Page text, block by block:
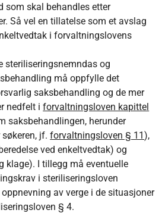
som skal behandles etter
Så vel en tillatelse som et avslag
i forvaltningslovens
steriliseringsnemndas og
må oppfylle det
saksbehandling og de mer
nedfelt iforvaltningsloven kapittel
saksbehandlingen, herunder
søkeren, jf.forvaltningsloven § 11),
ved enkeltvedtak) og
klage). I tillegg må eventuelle
i steriliseringsloven
av verge i de situasjoner
§ 4.